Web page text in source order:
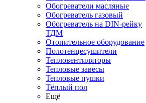
Обогреватели масляные
Обогреватель газовый
Обогреватель на DIN-рейку
ТДМ
Отопительное оборудование
Полотенцесушители
Тепловентиляторы
Тепловые завесы
Тепловые пушки
Тёплый пол
Ещё